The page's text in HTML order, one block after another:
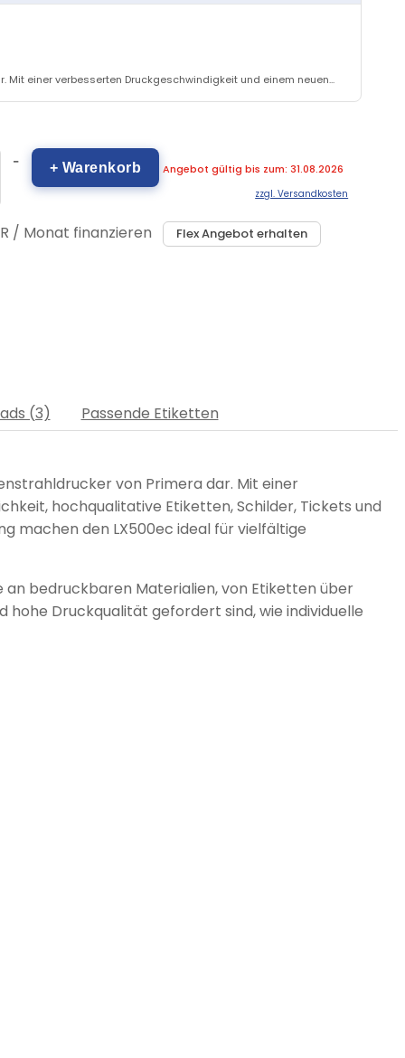
einer verbesserten Druckgeschwindigkeit und einem neuen...
- + Warenkorb Angebot gültig bis zum: 31.08.2026
zzgl. Versandkosten
/ Monat finanzieren Flex Angebot erhalten
(3) Passende Etiketten
von Primera dar. Mit einer
hochqualitative Etiketten, Schilder, Tickets und
machen den LX500ec ideal für vielfältige
an bedruckbaren Materialien, von Etiketten über
hohe Druckqualität gefordert sind, wie individuelle